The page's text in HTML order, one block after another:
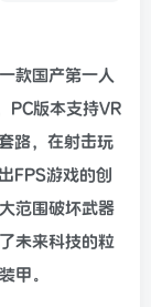
款国产第一人
PC版本支持VR
路，在射击玩
FPS游戏的创
范围破坏武器
未来科技的粒
甲。